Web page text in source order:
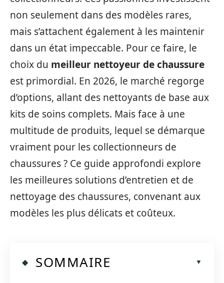
non seulement dans des modèles rares,
mais s’attachent également à les maintenir
dans un état impeccable. Pour ce faire, le
choix du meilleur nettoyeur de chaussure
est primordial. En 2026, le marché regorge
d’options, allant des nettoyants de base aux
kits de soins complets. Mais face à une
multitude de produits, lequel se démarque
vraiment pour les collectionneurs de
chaussures ? Ce guide approfondi explore
les meilleures solutions d’entretien et de
nettoyage des chaussures, convenant aux
modèles les plus délicats et coûteux.
SOMMAIRE